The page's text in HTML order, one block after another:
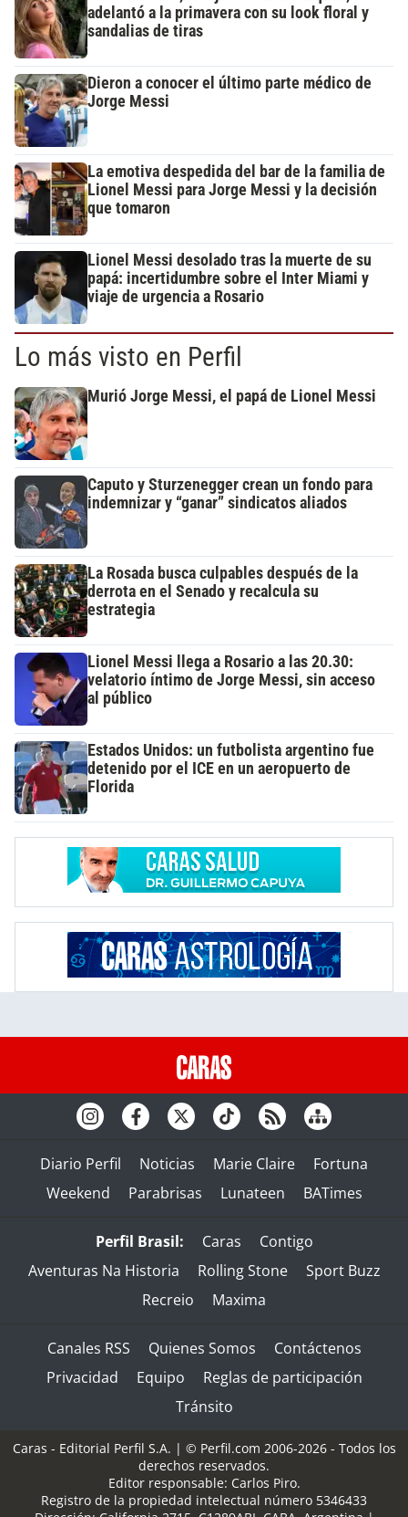
adelantó a la primavera con su look floral y
sandalias de tiras
Dieron a conocer el último parte médico de
Jorge Messi
La emotiva despedida del bar de la familia de
Lionel Messi para Jorge Messi y la decisión
que tomaron
Lionel Messi desolado tras la muerte de su
papá: incertidumbre sobre el Inter Miami y
viaje de urgencia a Rosario
Lo más visto en Perfil
Murió Jorge Messi, el papá de Lionel Messi
Caputo y Sturzenegger crean un fondo para
indemnizar y “ganar” sindicatos aliados
La Rosada busca culpables después de la
derrota en el Senado y recalcula su
estrategia
Lionel Messi llega a Rosario a las 20.30:
velatorio íntimo de Jorge Messi, sin acceso
al público
Estados Unidos: un futbolista argentino fue
detenido por el ICE en un aeropuerto de
Florida
Diario Perfil Noticias Marie Claire
Fortuna
Weekend
Parabrisas Lunateen BATimes
Perfil Brasil: Caras
Contigo
Aventuras Na Historia
Rolling Stone
Sport Buzz
Recreio
Maxima
Canales RSS Quienes Somos
Contáctenos
Privacidad
Equipo
Reglas de participación
Tránsito
Caras - Editorial Perfil S.A. | © Perfil.com 2006-2026 - Todos los
derechos reservados.
Editor responsable: Carlos Piro.
Registro de la propiedad intelectual número 5346433